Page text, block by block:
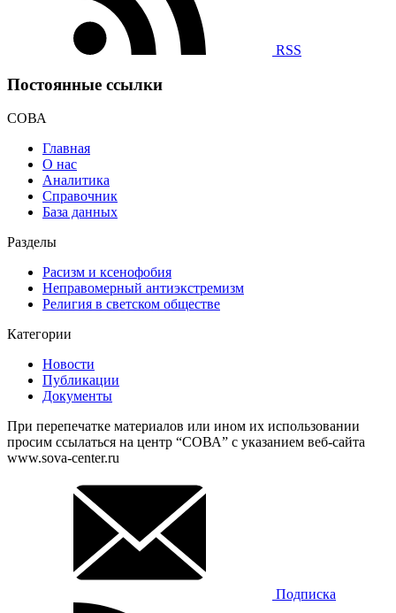
RSS
Постоянные ссылки
СОВА
Главная
О нас
Аналитика
Справочник
База данных
Разделы
Расизм и ксенофобия
Неправомерный антиэкстремизм
Религия в светском обществе
Категории
Новости
Публикации
Документы
При перепечатке материалов или ином их использовании
просим ссылаться на центр “СОВА” с указанием веб-сайта
www.sova-center.ru
Подписка